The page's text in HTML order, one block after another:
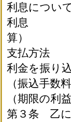
利息につい
利息 年
算）
支払方法
利金を振り
（振込手数
（期限の利
第３条 乙に